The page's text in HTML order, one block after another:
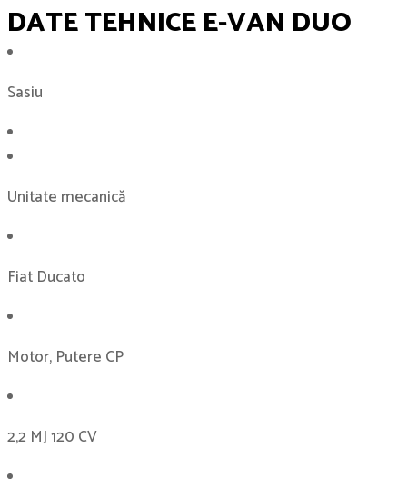
DATE TEHNICE E-VAN DUO
Sasiu
Unitate mecanică
Fiat Ducato
Motor, Putere CP
2,2 MJ 120 CV